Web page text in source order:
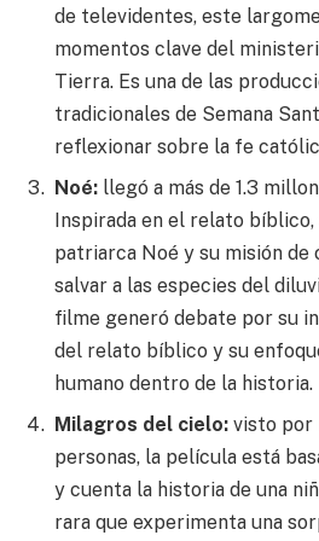
de televidentes, este
momentos clave del
Tierra. Es una de las
tradicionales de Semana
reflexionar sobre la fe
Noé: llegó a más de 1.3
Inspirada en el relato
patriarca Noé y su misión
salvar a las especies del
filme generó debate por su
del relato bíblico y su
humano dentro de la historia.
Milagros del cielo: visto por
personas, la película está
y cuenta la historia de una
rara que experimenta una